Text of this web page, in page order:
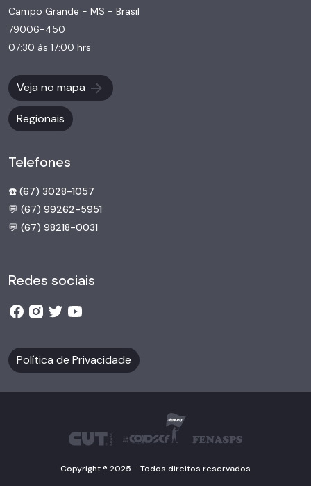
Campo Grande - MS - Brasil
79006-450
07:30 às 17:00 hrs
Veja no mapa
Regionais
Telefones
☎️ (67) 3028-1057
💬 (67) 99262-5951
💬 (67) 98218-0031
Redes sociais
Política de Privacidade
Copyright ® 2025 - Todos direitos reservados